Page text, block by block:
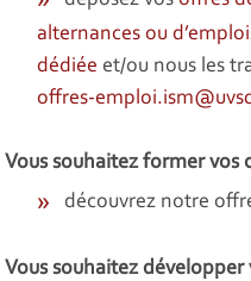
alternances ou
dédiée et/ou nous les
offres-
Vous souhaitez former vos
découvrez notre
Vous souhaitez